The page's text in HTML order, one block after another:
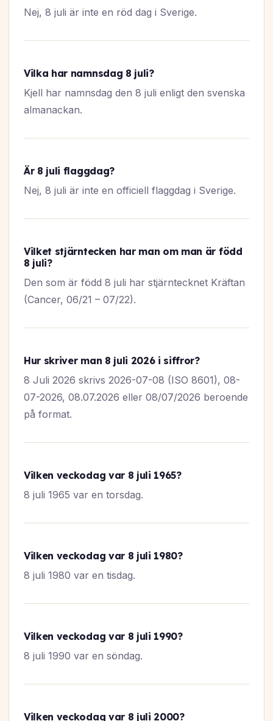
Nej, 8 juli är inte en röd dag i Sverige.
Vilka har namnsdag 8 juli?
Kjell har namnsdag den 8 juli enligt den svenska
almanackan.
Är 8 juli flaggdag?
Nej, 8 juli är inte en officiell flaggdag i Sverige.
Vilket stjärntecken har man om man är född
8 juli?
Den som är född 8 juli har stjärntecknet Kräftan
(Cancer, 06/21 – 07/22).
Hur skriver man 8 juli 2026 i siffror?
8 Juli 2026 skrivs 2026-07-08 (ISO 8601), 08-
07-2026, 08.07.2026 eller 08/07/2026 beroende
på format.
Vilken veckodag var 8 juli 1965?
8 juli 1965 var en torsdag.
Vilken veckodag var 8 juli 1980?
8 juli 1980 var en tisdag.
Vilken veckodag var 8 juli 1990?
8 juli 1990 var en söndag.
Vilken veckodag var 8 juli 2000?